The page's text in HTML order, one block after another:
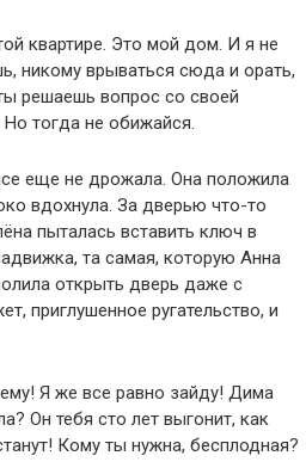
квартире. Это мой дом. И я не
никому врываться сюда и орать,
решаешь вопрос со своей
Но тогда не обижайся.
еще не дрожала. Она положила
вдохнула. За дверью что-то
пыталась вставить ключ в
та самая, которую Анна
открыть дверь даже с
приглушенное ругательство, и
Я же все равно зайду! Дима
Он тебя сто лет выгонит, как
Кому ты нужна, бесплодная?